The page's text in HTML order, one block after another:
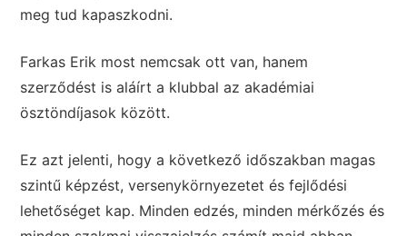
meg tud kapaszkodni.
Farkas Erik most nemcsak ott van, hanem
szerződést is aláírt a klubbal az akadémiai
ösztöndíjasok között.
Ez azt jelenti, hogy a következő időszakban magas
szintű képzést, versenykörnyezetet és fejlődési
lehetőséget kap. Minden edzés, minden mérkőzés és